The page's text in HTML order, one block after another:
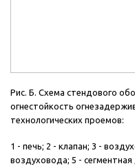
Рис. Б. Схема стендового
огнестойкость
технологических проемов:
1 - печь; 2 - клапан; 3 -
воздуховода; 5 -